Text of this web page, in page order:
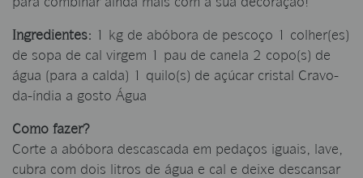
Ingredientes: 1 kg de abóbora de pescoço 1 colher(es)
de sopa de cal virgem 1 pau de canela 2 copo(s) de
água (para a calda) 1 quilo(s) de açúcar cristal Cravo-
da-índia a gosto Água
Como fazer?
Corte a abóbora descascada em pedaços iguais, lave,
cubra com dois litros de água e cal e deixe descansar